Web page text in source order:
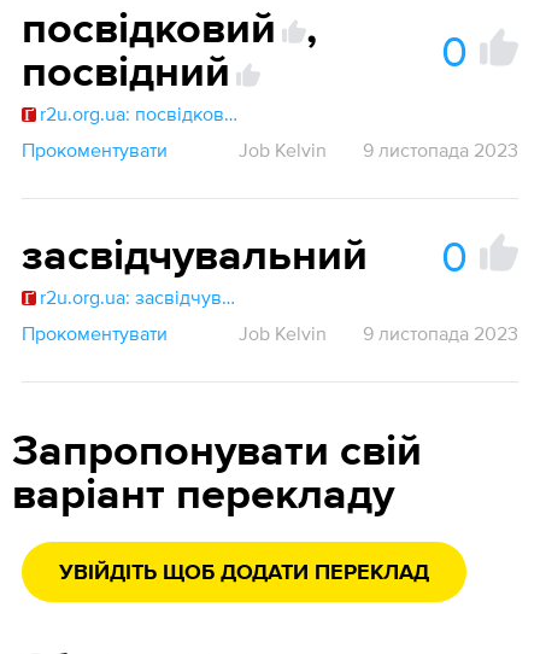
посвідковий
,
посвідний
0
r2u.org.ua: посвідковий
Прокоментувати
Job Kelvin 9 листопада 2023
засвідчувальний 0
r2u.org.ua: засвідчувальний
Прокоментувати
Job Kelvin 9 листопада 2023
Запропонувати свій
варіант перекладу
УВІЙДІТЬ ЩОБ ДОДАТИ ПЕРЕКЛАД